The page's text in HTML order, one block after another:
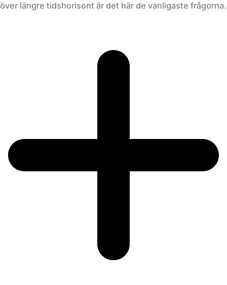
över längre tidshorisont är det här de vanligaste frågorna.